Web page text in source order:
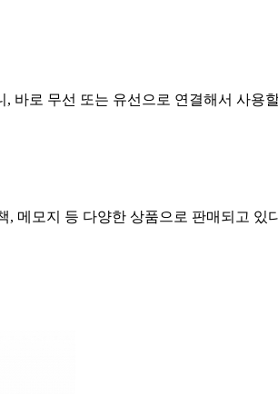
바로 무선 또는 유선으로 연결해서 사용
, 메모지 등 다양한 상품으로 판매되고 있